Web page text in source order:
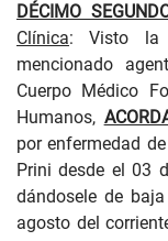
DÉCIMO
Clínica: Visto la
mencionado
Cuerpo Médico
Humanos,
por enfermedad
Prini desde el 03
dándosele de
agosto del